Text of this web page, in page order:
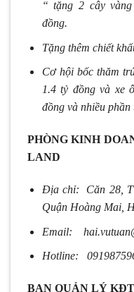
“ tặng 2 cây
đồng.
Tặng thêm chiết
Cơ hội bốc thăm
1.4 tỷ đồng và xe
đồng và nhiều
PHÒNG KINH
LAND
Địa chỉ: Căn 28,
Quận Hoàng Mai,
Email:
Hotline:
BAN QUẢN LÝ